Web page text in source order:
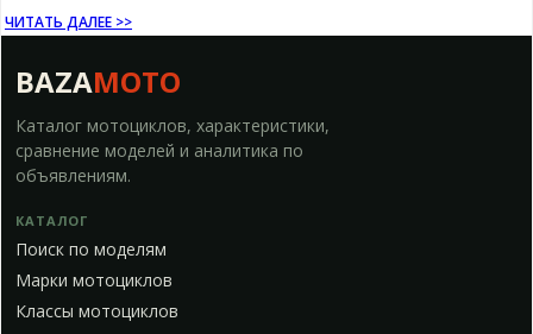
ЧИТАТЬ ДАЛЕЕ >>
BAZAMOTO
Каталог мотоциклов, характеристики,
сравнение моделей и аналитика по
объявлениям.
КАТАЛОГ
Поиск по моделям
Марки мотоциклов
Классы мотоциклов